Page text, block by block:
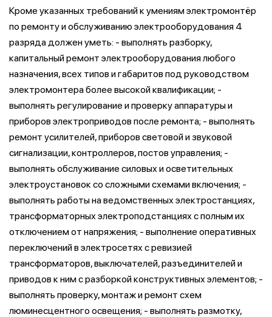
Кроме указанных требований к умениям электромонтёр
по ремонту и обслуживанию электрооборудования 4
разряда должен уметь: - выполнять разборку,
капитальный ремонт электрооборудования любого
назначения, всех типов и габаритов под руководством
электромонтера более высокой квалификации; -
выполнять регулирование и проверку аппаратуры и
приборов электроприводов после ремонта; - выполнять
ремонт усилителей, приборов световой и звуковой
сигнализации, контроллеров, постов управления; -
выполнять обслуживание силовых и осветительных
электроустановок со сложными схемами включения; -
выполнять работы на ведомственных электростанциях,
трансформаторных электроподстанциях с полным их
отключением от напряжения; - выполнение оперативных
переключений в электросетях с ревизией
трансформаторов, выключателей, разъединителей и
приводов к ним с разборкой конструктивных элементов; -
выполнять проверку, монтаж и ремонт схем
люминесцентного освещения; - выполнять размотку,